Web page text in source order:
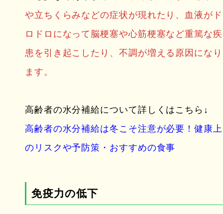
や立ちくらみなどの症状が現れたり、血液がド
ロドロになって脳梗塞や心筋梗塞など重篤な疾
患を引き起こしたり、不調が増える原因になり
ます。
高齢者の水分補給について詳しくはこちら↓
高齢者の水分補給は冬こそ注意が必要！健康上
のリスクや予防策・おすすめの食事
免疫力の低下